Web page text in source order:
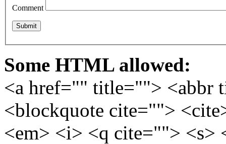
Comment
Some HTML allowed:
<a href="" title=""> <abbr
<blockquote cite="">
<em> <i> <q cite=""> <s>